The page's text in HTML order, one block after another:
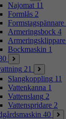
Najomat 11
Formlås 2
Formstagspännare
Armeringsbock 4
Armeringsklippare
Bockmaskin 1
21
Slangkoppling 11
Vattenkanna 1
Vattenslang 2
Vattenspridare 2
40